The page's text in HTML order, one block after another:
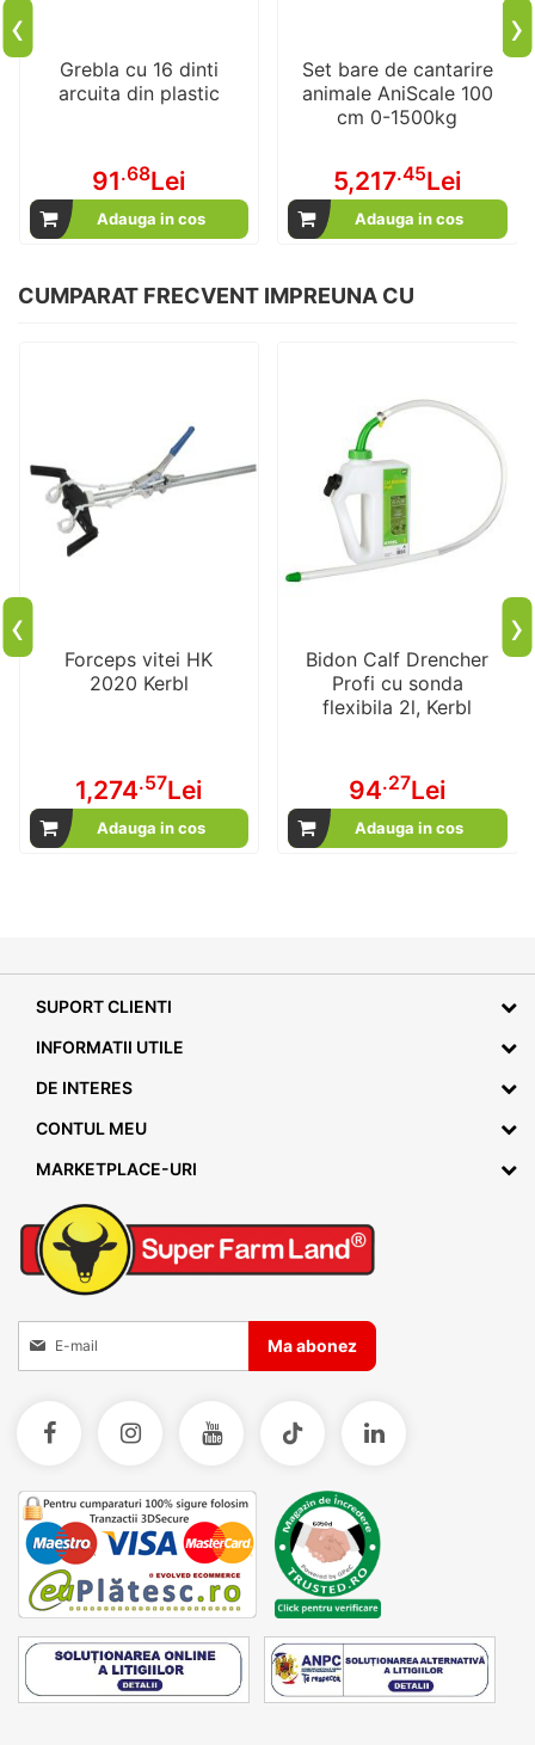
Grebla cu 16 dinti
arcuita din plastic
91.68Lei
Adauga in cos
Set bare de cantarire
animale AniScale 100
cm 0-1500kg
5,217.45Lei
Adauga in cos
‹ ›
CUMPARAT FRECVENT IMPREUNA CU
Forceps vitei HK
2020 Kerbl
1,274.57Lei
Adauga in cos
Bidon Calf Drencher
Profi cu sonda
flexibila 2l, Kerbl
94.27Lei
Adauga in cos
‹ ›
SUPORT CLIENTI
INFORMATII UTILE
DE INTERES
CONTUL MEU
MARKETPLACE-URI
Inscrieti-va la Buletinele noastre informative
Ma abonez